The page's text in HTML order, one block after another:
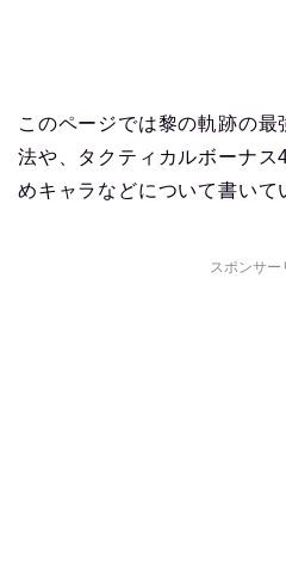
このページでは黎の軌跡の
法や、タクティカルボーナ
めキャラなどについて書いて
スポンサー